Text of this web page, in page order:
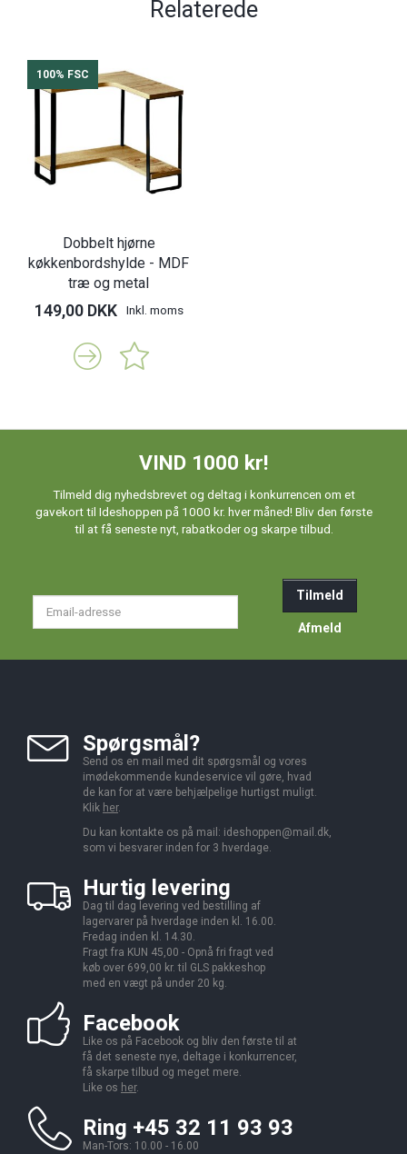
Relaterede
100% FSC
Dobbelt hjørne
køkkenbordshylde - MDF
træ og metal
149,00 DKK Inkl. moms
VIND 1000 kr!
Tilmeld dig nyhedsbrevet og deltag i konkurrencen om et
gavekort til Ideshoppen på 1000 kr. hver måned! Bliv den første
til at få seneste nyt, rabatkoder og skarpe tilbud.
Tilmeld
Afmeld
Spørgsmål?
Send os en mail med dit spørgsmål og vores
imødekommende kundeservice vil gøre, hvad
de kan for at være behjælpelige hurtigst muligt.
Klik her.
Du kan kontakte os på mail: ideshoppen@mail.dk,
som vi besvarer inden for 3 hverdage.
Hurtig levering
Dag til dag levering ved bestilling af
lagervarer på hverdage inden kl. 16.00.
Fredag inden kl. 14.30.
Fragt fra KUN 45,00 - Opnå fri fragt ved
køb over 699,00 kr. til GLS pakkeshop
med en vægt på under 20 kg.
Facebook
Like os på Facebook og bliv den første til at
få det seneste nye, deltage i konkurrencer,
få skarpe tilbud og meget mere.
Like os her.
Ring +45 32 11 93 93
Man-Tors: 10.00 - 16.00